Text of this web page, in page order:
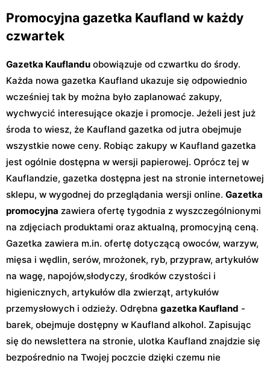
Promocyjna gazetka Kaufland w każdy
czwartek
Gazetka Kauflandu obowiązuje od czwartku do środy.
Każda nowa gazetka Kaufland ukazuje się odpowiednio
wcześniej tak by można było zaplanować zakupy,
wychwycić interesujące okazje i promocje. Jeżeli jest już
środa to wiesz, że Kaufland gazetka od jutra obejmuje
wszystkie nowe ceny. Robiąc zakupy w Kaufland gazetka
jest ogólnie dostępna w wersji papierowej. Oprócz tej w
Kauflandzie, gazetka dostępna jest na stronie internetowej
sklepu, w wygodnej do przeglądania wersji online. Gazetka
promocyjna zawiera ofertę tygodnia z wyszczególnionymi
na zdjęciach produktami oraz aktualną, promocyjną ceną.
Gazetka zawiera m.in. ofertę dotyczącą owoców, warzyw,
mięsa i wędlin, serów, mrożonek, ryb, przypraw, artykułów
na wagę, napojów,słodyczy, środków czystości i
higienicznych, artykułów dla zwierząt, artykułów
przemysłowych i odzieży. Odrębna gazetka Kaufland -
barek, obejmuje dostępny w Kaufland alkohol. Zapisując
się do newslettera na stronie, ulotka Kaufland znajdzie się
bezpośrednio na Twojej poczcie dzięki czemu nie